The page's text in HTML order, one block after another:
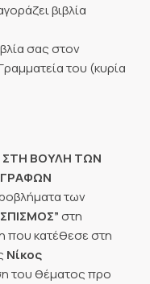
βιβλία
σας στον
του (κυρία
ΣΤΗ ΒΟΥΛΗ ΤΩΝ
των
στη
που κατέθεσε στη
Νίκος
του θέματος προ